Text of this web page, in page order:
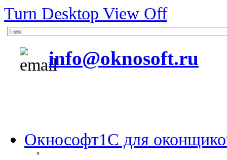
Turn Desktop View Off
info@oknosoft.ru
Окнософт1С для